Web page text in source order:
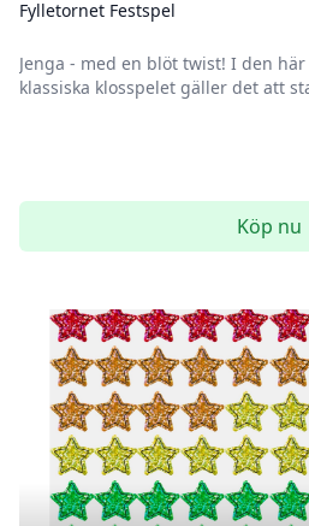
Fylletornet Festspel
Jenga - med en blöt twist! I den
klassiska klosspelet gäller det att
Köp nu